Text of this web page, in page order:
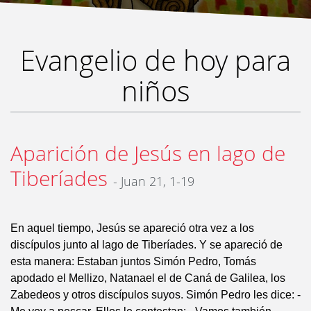
Evangelio de hoy para
niños
Aparición de Jesús en lago de
Tiberíades - Juan 21, 1-19
En aquel tiempo, Jesús se apareció otra vez a los
discípulos junto al lago de Tiberíades. Y se apareció de
esta manera: Estaban juntos Simón Pedro, Tomás
apodado el Mellizo, Natanael el de Caná de Galilea, los
Zabedeos y otros discípulos suyos. Simón Pedro les dice: -